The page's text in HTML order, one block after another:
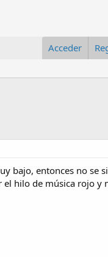
Acceder
bajo, entonces no se
hilo de música rojo y